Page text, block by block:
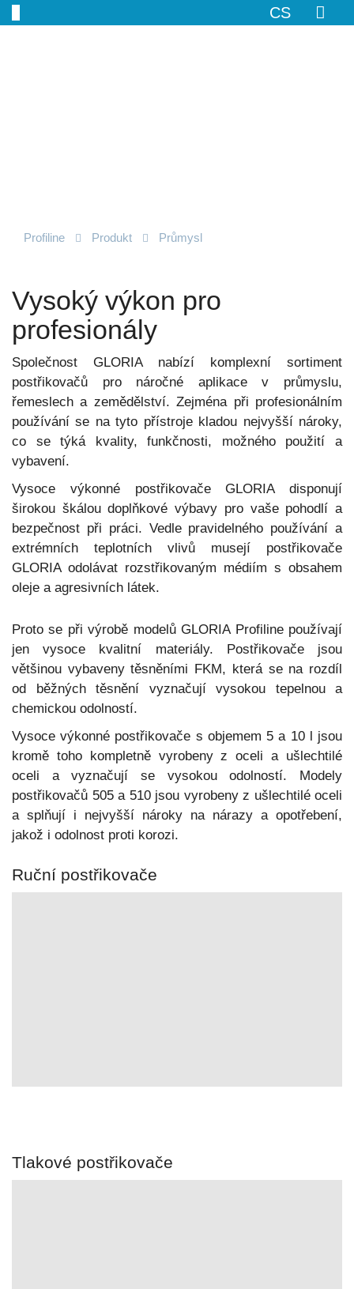
CS
Profiline Produkt Průmysl
Vysoký výkon pro
profesionály
Společnost GLORIA nabízí komplexní sortiment
postřikovačů pro náročné aplikace v průmyslu,
řemeslech a zemědělství. Zejména při profesionálním
používání se na tyto přístroje kladou nejvyšší nároky,
co se týká kvality, funkčnosti, možného použití a
vybavení.
Vysoce výkonné postřikovače GLORIA disponují
širokou škálou doplňkové výbavy pro vaše pohodlí a
bezpečnost při práci. Vedle pravidelného používání a
extrémních teplotních vlivů musejí postřikovače
GLORIA odolávat rozstřikovaným médiím s obsahem
oleje a agresivních látek.
Proto se při výrobě modelů GLORIA Profiline používají
jen vysoce kvalitní materiály. Postřikovače jsou
většinou vybaveny těsněními FKM, která se na rozdíl
od běžných těsnění vyznačují vysokou tepelnou a
chemickou odolností.
Vysoce výkonné postřikovače s objemem 5 a 10 l jsou
kromě toho kompletně vyrobeny z oceli a ušlechtilé
oceli a vyznačují se vysokou odolností. Modely
postřikovačů 505 a 510 jsou vyrobeny z ušlechtilé oceli
a splňují i nejvyšší nároky na nárazy a opotřebení,
jakož i odolnost proti korozi.
Ruční postřikovače
Tlakové postřikovače